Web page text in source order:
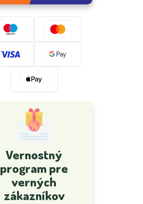
Vernostný
program pre
verných
zákazníkov